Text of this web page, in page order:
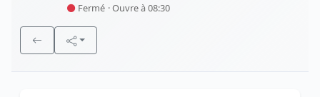
Fermé · Ouvre à 08:30